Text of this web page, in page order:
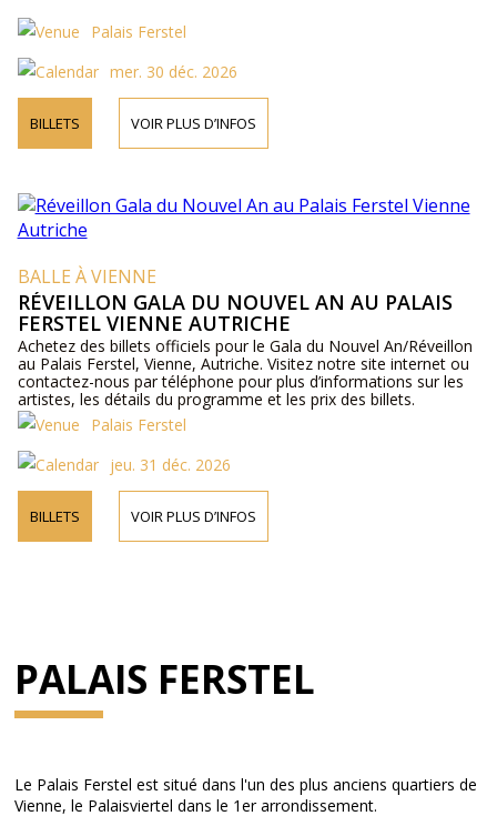
Palais Ferstel
mer. 30 déc. 2026
BILLETS VOIR PLUS D’INFOS
BALLE À VIENNE
RÉVEILLON GALA DU NOUVEL AN AU PALAIS
FERSTEL VIENNE AUTRICHE
Achetez des billets officiels pour le Gala du Nouvel An/Réveillon
au Palais Ferstel, Vienne, Autriche. Visitez notre site internet ou
contactez-nous par téléphone pour plus d’informations sur les
artistes, les détails du programme et les prix des billets.
Palais Ferstel
jeu. 31 déc. 2026
BILLETS VOIR PLUS D’INFOS
PALAIS FERSTEL
Le Palais Ferstel est situé dans l'un des plus anciens quartiers de
Vienne, le Palaisviertel dans le 1er arrondissement.